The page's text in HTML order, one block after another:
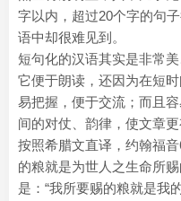
字以内，超过20个字的句
语中却很难见到。
短句化的汉语其实是非常
它便于朗读，还因为在短
易把握，便于交流；而且
间的对仗、韵律，使文章更
按照希腊文直译，约翰福
的粮就是为世人之生命所
是：“我所要赐的粮就是我